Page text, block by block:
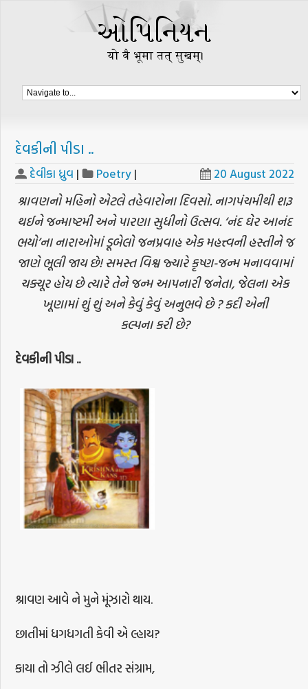
દેવકીની પીડા ..
દેવીકા ધ્રુવ | Poetry | 20 August 2022
શ્રાવણનો મહિનો એટલે તહેવારોના દિવસો. નાગપંચમીથી શરૂ
થઈને જન્માષ્ટમી અને પારણા સુધીનો ઉત્સવ. ‘નંદ ઘેર આનંદ
ભયો’ના નારાઓમાં ડૂબેલો જનપ્રવાહ એક મહત્ત્વની હસ્તીને જ
જાણે ભૂલી જાય છે! સમસ્ત વિશ્વ જ્યારે કૃષ્ણ-જન્મ મનાવવામાં
ચક્ચૂર હોય છે ત્યારે તેને જન્મ આપનારી જનેતા, જેલના એક
ખૂણામાં શું શું અને કેવું કેવું અનુભવે છે ? કદી એની
કલ્પના કરી છે?
દેવકીની પીડા ..
શ્રાવણ આવે ને મુને મૂંઝારો થાય.
છાતીમાં ધગધગતી કેવી એ લ્હાય?
કાયા તો ઝીલે લઈ ભીતર સંગ્રામ,